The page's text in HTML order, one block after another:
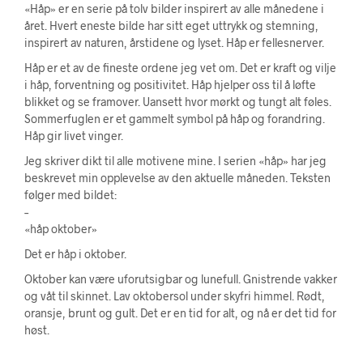
«Håp» er en serie på tolv bilder inspirert av alle månedene i
året. Hvert eneste bilde har sitt eget uttrykk og stemning,
inspirert av naturen, årstidene og lyset. Håp er fellesnerver.
Håp er et av de fineste ordene jeg vet om. Det er kraft og vilje
i håp, forventning og positivitet. Håp hjelper oss til å løfte
blikket og se framover. Uansett hvor mørkt og tungt alt føles.
Sommerfuglen er et gammelt symbol på håp og forandring.
Håp gir livet vinger.
Jeg skriver dikt til alle motivene mine. I serien «håp» har jeg
beskrevet min opplevelse av den aktuelle måneden. Teksten
følger med bildet:
–
«håp oktober»
Det er håp i oktober.
Oktober kan være uforutsigbar og lunefull. Gnistrende vakker
og våt til skinnet. Lav oktobersol under skyfri himmel. Rødt,
oransje, brunt og gult. Det er en tid for alt, og nå er det tid for
høst.